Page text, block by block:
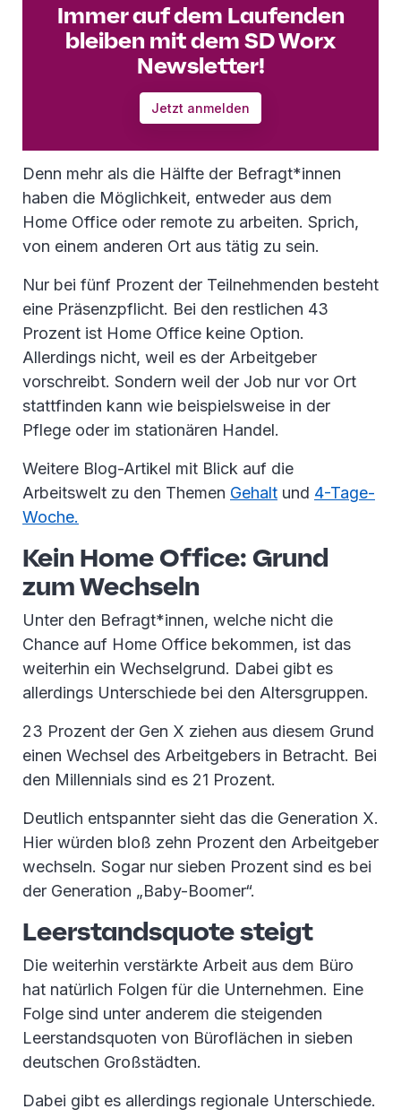
Immer auf dem Laufenden
bleiben mit dem SD Worx
Newsletter!
Jetzt anmelden
Denn mehr als die Hälfte der Befragt*innen
haben die Möglichkeit, entweder aus dem
Home Office oder remote zu arbeiten. Sprich,
von einem anderen Ort aus tätig zu sein.
Nur bei fünf Prozent der Teilnehmenden besteht
eine Präsenzpflicht. Bei den restlichen 43
Prozent ist Home Office keine Option.
Allerdings nicht, weil es der Arbeitgeber
vorschreibt. Sondern weil der Job nur vor Ort
stattfinden kann wie beispielsweise in der
Pflege oder im stationären Handel.
Weitere Blog-Artikel mit Blick auf die
Arbeitswelt zu den Themen Gehalt und 4-Tage-
Woche.
Kein Home Office: Grund
zum Wechseln
Unter den Befragt*innen, welche nicht die
Chance auf Home Office bekommen, ist das
weiterhin ein Wechselgrund. Dabei gibt es
allerdings Unterschiede bei den Altersgruppen.
23 Prozent der Gen X ziehen aus diesem Grund
einen Wechsel des Arbeitgebers in Betracht. Bei
den Millennials sind es 21 Prozent.
Deutlich entspannter sieht das die Generation X.
Hier würden bloß zehn Prozent den Arbeitgeber
wechseln. Sogar nur sieben Prozent sind es bei
der Generation „Baby-Boomer“.
Leerstandsquote steigt
Die weiterhin verstärkte Arbeit aus dem Büro
hat natürlich Folgen für die Unternehmen. Eine
Folge sind unter anderem die steigenden
Leerstandsquoten von Büroflächen in sieben
deutschen Großstädten.
Dabei gibt es allerdings regionale Unterschiede.